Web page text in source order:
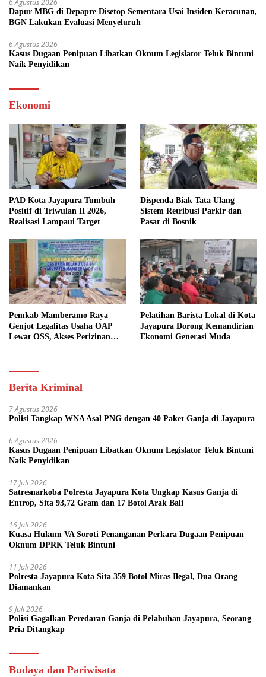
Dapur MBG di Depapre Disetop Sementara Usai Insiden Keracunan,
BGN Lakukan Evaluasi Menyeluruh
6 Agustus 2026
Kasus Dugaan Penipuan Libatkan Oknum Legislator Teluk Bintuni
Naik Penyidikan
Ekonomi
PAD Kota Jayapura Tumbuh
Positif di Triwulan II 2026,
Realisasi Lampaui Target
Dispenda Biak Tata Ulang
Sistem Retribusi Parkir dan
Pasar di Bosnik
Pemkab Mamberamo Raya
Genjot Legalitas Usaha OAP
Lewat OSS, Akses Perizinan
Pelatihan Barista Lokal di Kota
Jayapura Dorong Kemandirian
Ekonomi Generasi Muda
Berita Kriminal
7 Agustus 2026
Polisi Tangkap WNA Asal PNG dengan 40 Paket Ganja di Jayapura
6 Agustus 2026
Kasus Dugaan Penipuan Libatkan Oknum Legislator Teluk Bintuni
Naik Penyidikan
17 Juli 2026
Satresnarkoba Polresta Jayapura Kota Ungkap Kasus Ganja di
Entrop, Sita 93,72 Gram dan 17 Botol Arak Bali
16 Juli 2026
Kuasa Hukum VA Soroti Penanganan Perkara Dugaan Penipuan
Oknum DPRK Teluk Bintuni
11 Juli 2026
Polresta Jayapura Kota Sita 359 Botol Miras Ilegal, Dua Orang
Diamankan
9 Juli 2026
Polisi Gagalkan Peredaran Ganja di Pelabuhan Jayapura, Seorang
Pria Ditangkap
Budaya dan Pariwisata